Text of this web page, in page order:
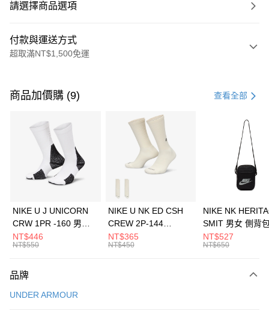
請選擇商品選項
付款與運送方式
超取滿NT$1,500免運
信用卡一次付款
3 期 0 利率 每期 21家銀行
合作金庫商業銀行
第一商業銀行
華南商業銀行
彰化商業銀行
上海商業儲蓄銀行
元大商業銀行
台灣樂天信用卡公司
Apple Pay
全盈+PAY
AFTEE先享後付
【關於「AFTEE先享後付」】
便利好安心！
運送方式
商品加價購 (9) 查看全部
NIKE U J UNICORN
CRW 1PR -160 男女
中統襪 FZ3393100
NT$446
NT$550
NIKE U NK ED CSH
CREW 2P-144
EMBRDY 男女 短統襪
FZ3073133
NT$365
NT$450
NIKE NK
SMIT 男女 側背
BA5871010
NT$527
NT$650
品牌
UNDER ARMOUR